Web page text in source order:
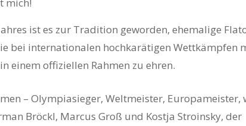
ist es zur Tradition geworden, ehemalige
bei internationalen hochkarätigen Wettkämpfen
einem offiziellen Rahmen zu ehren.
– Olympiasieger, Weltmeister, Europameister,
Bröckl, Marcus Groß und Kostja Stroinsky, der